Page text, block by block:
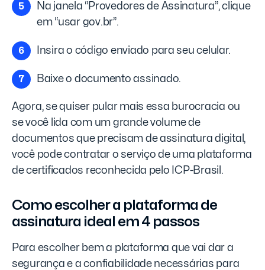
Na janela “Provedores de Assinatura”, clique
em “usar gov.br”.
Insira o código enviado para seu celular.
Baixe o documento assinado.
Agora, se quiser pular mais essa burocracia ou
se você lida com um grande volume de
documentos que precisam de assinatura digital,
você pode contratar o serviço de uma plataforma
de certificados reconhecida pelo ICP-Brasil.
Como escolher a plataforma de
assinatura ideal em 4 passos
Para escolher bem a plataforma que vai dar a
segurança e a confiabilidade necessárias para